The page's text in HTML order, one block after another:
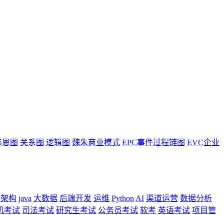
恩图 关系图 逻辑图 魏朱商业模式 EPC事件过程链图 EVC企业
架构 java 大数据 后端开发 运维 Python AI 渠道运营 数据分析
考试 司法考试 研究生考试 公务员考试 软考 英语考试 项目管